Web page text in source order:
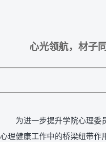
心光领航，材子
为进一步提升学院心理委
心理健康工作中的桥梁纽带作